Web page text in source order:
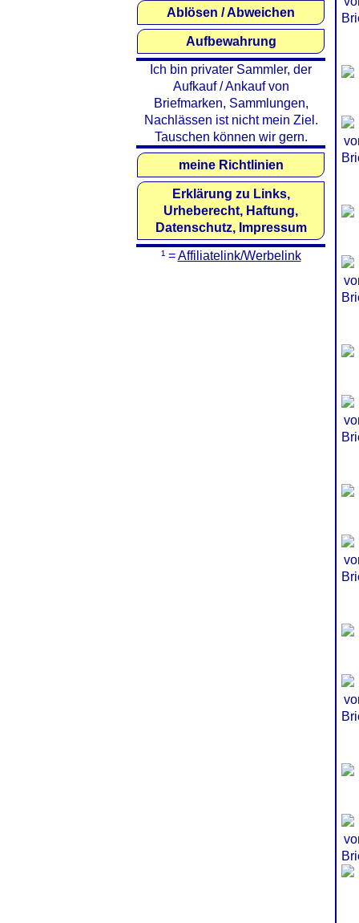
Ablösen / Abweichen
Aufbewahrung
Ich bin privater Sammler, der
Aufkauf / Ankauf von
Briefmarken, Sammlungen,
Nachlässen ist nicht mein Ziel.
Tauschen können wir gern.
meine Richtlinien
Erklärung zu Links,
Urheberecht, Haftung,
Datenschutz, Impressum
¹ =Affiliatelink/Werbelink